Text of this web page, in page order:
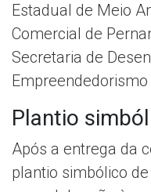
Estadual de Meio
Comercial de
Secretaria de
Empreendedorismo
Plantio
Após a entrega da
plantio simbólico